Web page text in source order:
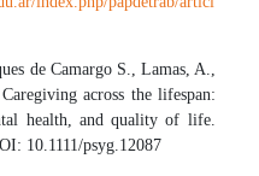
de Camargo S., Lamas, A.,
across the lifespan:
health, and quality of life.
10.1111/psyg.12087